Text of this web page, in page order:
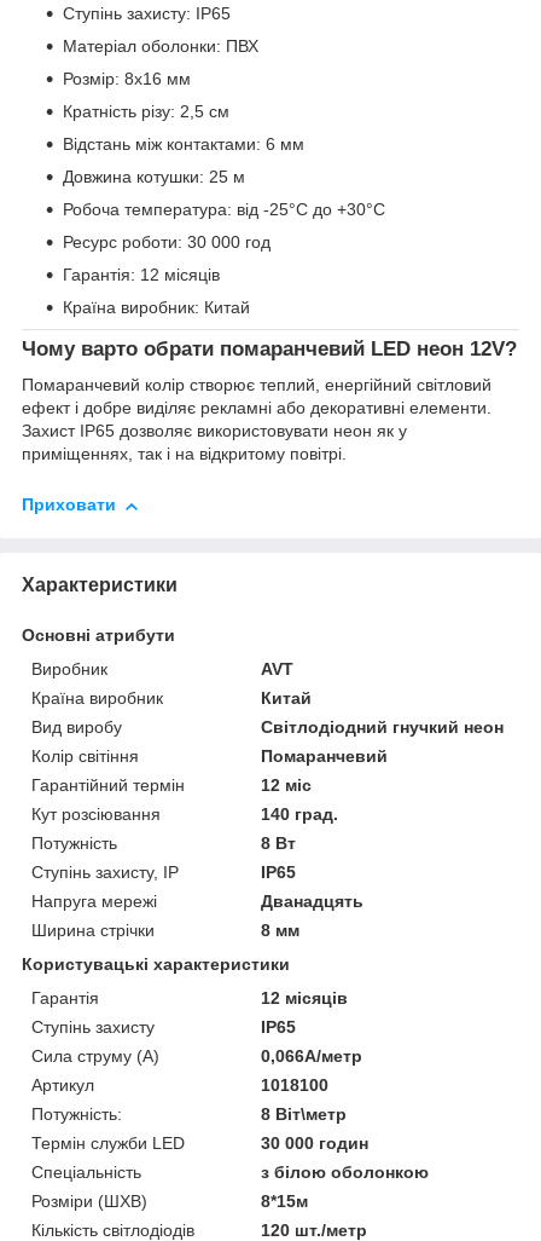
Ступінь захисту: IP65
Матеріал оболонки: ПВХ
Розмір: 8x16 мм
Кратність різу: 2,5 см
Відстань між контактами: 6 мм
Довжина котушки: 25 м
Робоча температура: від -25°С до +30°С
Ресурс роботи: 30 000 год
Гарантія: 12 місяців
Країна виробник: Китай
Чому варто обрати помаранчевий LED неон 12V?
Помаранчевий колір створює теплий, енергійний світловий
ефект і добре виділяє рекламні або декоративні елементи.
Захист IP65 дозволяє використовувати неон як у
приміщеннях, так і на відкритому повітрі.
Приховати
Характеристики
Основні атрибути
Виробник
AVT
Країна виробник
Китай
Вид виробу
Світлодіодний гнучкий неон
Колір світіння
Помаранчевий
Гарантійний термін
12 міс
Кут розсіювання
140 град.
Потужність
8 Вт
Ступінь захисту, IP
IP65
Напруга мережі
Дванадцять
Ширина стрічки
8 мм
Користувацькі характеристики
Гарантія
12 місяців
Ступінь захисту
IP65
Сила струму (А)
0,066А/метр
Артикул
1018100
Потужність:
8 Віт\метр
Термін служби LED
30 000 годин
Спеціальність
з білою оболонкою
Розміри (ШХВ)
8*15м
Кількість світлодіодів
120 шт./метр